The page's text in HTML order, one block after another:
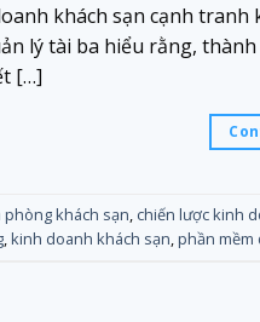
khách sạn cạnh tranh
lý tài ba hiểu rằng,
[…]
phòng khách sạn, chiến lược kinh
,kinh doanh khách sạn,phần mềm